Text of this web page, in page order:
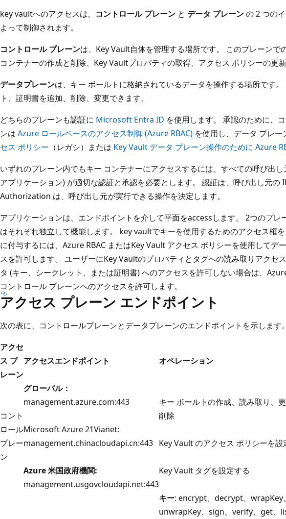
key vaultへのアクセスは、 コントロール プレーン と データ プレーンの 2 つの
よって制御されます。
コントロール プレーンは、Key Vault自体を管理する場所です。 このプレーンで
コンテナーの作成と削除、Key Vaultプロパティの取得、アクセス ポリシーの更新
データプレーンは、キー ボールトに格納されているデータを操作する場所です
ト、証明書を追加、削除、変更できます。
どちらのプレーンも認証に Microsoft Entra ID を使用します。 承認のために、
ンは Azure ロールベースのアクセス制御 (Azure RBAC) を使用し、データ プレー
セス ポリシー （レガシ）または Key Vault データ プレーン操作のために Azure
いずれのプレーン内でもキー コンテナーにアクセスするには、すべての呼び出
アプリケーション) が適切な認証と承認を必要とします。 認証は、呼び出し元の
Authorization は、呼び出し元が実行できる操作を決定します。
アプリケーションは、エンドポイントを介して平面をaccessします。 2つのプレ
はそれぞれ独立して機能します。 key vaultでキーを使用するためのアクセス権
に付与するには、Azure RBAC またはKey Vault アクセス ポリシーを使用してデ
スを許可します。 ユーザーにKey Vaultのプロパティとタグへの読み取りアクセ
タ (キー、シークレット、または証明書) へのアクセスを許可しない場合は、
コントロール プレーンへのアクセスを許可します。
アクセス プレーン エンドポイント
次の表に、コントロールプレーンとデータプレーンのエンドポイントを示します。
アクセ
ス プ
レーン
アクセスエンドポイント オペレーション
コント
ロール
プレー
ン
グローバル：
management.azure.com:443
Microsoft Azure 21Vianet:
management.chinacloudapi.cn:443
Azure 米国政府機関:
management.usgovcloudapi.net:443
キー ボールトの作成、読み取り、更
削除
Key Vault のアクセス ポリシーを設
Key Vault タグを設定する
キー: encrypt、decrypt、wrapKey、
unwrapKey、sign、verify、get、